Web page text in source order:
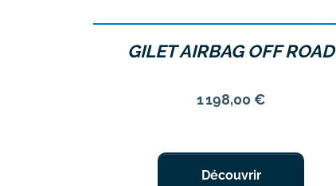
GILET AIRBAG OFF ROAD
1 198,00 €
Découvrir